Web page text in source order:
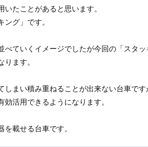
たことがあると思います。
グ」です。
べていくイメージでしたが今回の「スタッ
ます。
しまい積み重ねることが出来ない台車です
活用できるようになります。
載せる台車です。